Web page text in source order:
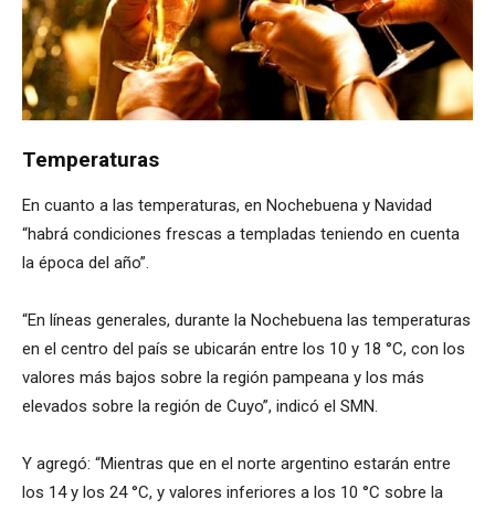
Temperaturas
En cuanto a las temperaturas, en Nochebuena y Navidad
“habrá condiciones frescas a templadas teniendo en cuenta
la época del año”.
“En líneas generales, durante la Nochebuena las temperaturas
en el centro del país se ubicarán entre los 10 y 18 °C, con los
valores más bajos sobre la región pampeana y los más
elevados sobre la región de Cuyo”, indicó el SMN.
Y agregó: “Mientras que en el norte argentino estarán entre
los 14 y los 24 °C, y valores inferiores a los 10 °C sobre la